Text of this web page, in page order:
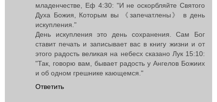
младенчестве, Еф 4:30: "И не оскорбляйте Святого
Духа Божия, Которым вы 《запечатлены》 в день
искупления."
День искупления это день сохранения. Сам Бог
ставит печать и записывает вас в книгу жизни и от
этого радость великая на небесх сказано Лук 15:10:
"Так, говорю вам, бывает радость у Ангелов Божиих
и об одном грешнике кающемся."
Ответить